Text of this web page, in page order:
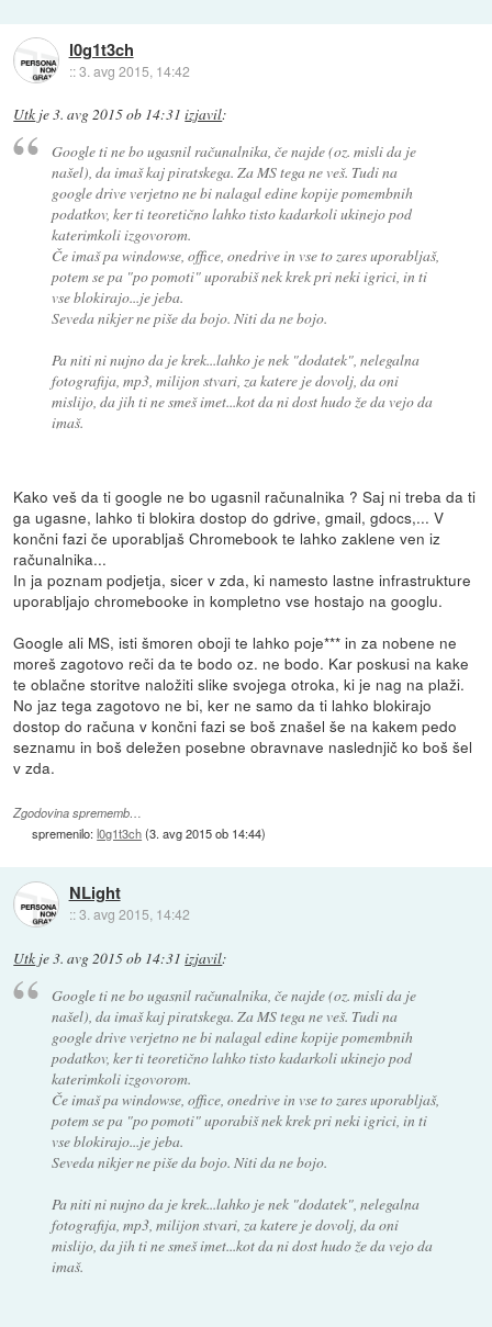
l0g1t3ch
::3. avg 2015, 14:42
Utk je3. avg 2015 ob 14:31 izjavil:
Google ti ne bo ugasnil računalnika, če najde (oz. misli da je
našel), da imaš kaj piratskega. Za MS tega ne veš. Tudi na
google drive verjetno ne bi nalagal edine kopije pomembnih
podatkov, ker ti teoretično lahko tisto kadarkoli ukinejo pod
katerimkoli izgovorom.
Če imaš pa windowse, office, onedrive in vse to zares uporabljaš,
potem se pa "po pomoti" uporabiš nek krek pri neki igrici, in ti
vse blokirajo...je jeba.
Seveda nikjer ne piše da bojo. Niti da ne bojo.
Pa niti ni nujno da je krek...lahko je nek "dodatek", nelegalna
fotografija, mp3, milijon stvari, za katere je dovolj, da oni
mislijo, da jih ti ne smeš imet...kot da ni dost hudo že da vejo da
imaš.
Kako veš da ti google ne bo ugasnil računalnika ? Saj ni treba da ti
ga ugasne, lahko ti blokira dostop do gdrive, gmail, gdocs,... V
končni fazi če uporabljaš Chromebook te lahko zaklene ven iz
računalnika...
In ja poznam podjetja, sicer v zda, ki namesto lastne infrastrukture
uporabljajo chromebooke in kompletno vse hostajo na googlu.
Google ali MS, isti šmoren oboji te lahko poje*** in za nobene ne
moreš zagotovo reči da te bodo oz. ne bodo. Kar poskusi na kake
te oblačne storitve naložiti slike svojega otroka, ki je nag na plaži.
No jaz tega zagotovo ne bi, ker ne samo da ti lahko blokirajo
dostop do računa v končni fazi se boš znašel še na kakem pedo
seznamu in boš deležen posebne obravnave naslednjič ko boš šel
v zda.
Zgodovina sprememb…
spremenilo:l0g1t3ch(3. avg 2015 ob 14:44)
NLight
::3. avg 2015, 14:42
Utk je3. avg 2015 ob 14:31 izjavil:
Google ti ne bo ugasnil računalnika, če najde (oz. misli da je
našel), da imaš kaj piratskega. Za MS tega ne veš. Tudi na
google drive verjetno ne bi nalagal edine kopije pomembnih
podatkov, ker ti teoretično lahko tisto kadarkoli ukinejo pod
katerimkoli izgovorom.
Če imaš pa windowse, office, onedrive in vse to zares uporabljaš,
potem se pa "po pomoti" uporabiš nek krek pri neki igrici, in ti
vse blokirajo...je jeba.
Seveda nikjer ne piše da bojo. Niti da ne bojo.
Pa niti ni nujno da je krek...lahko je nek "dodatek", nelegalna
fotografija, mp3, milijon stvari, za katere je dovolj, da oni
mislijo, da jih ti ne smeš imet...kot da ni dost hudo že da vejo da
imaš.